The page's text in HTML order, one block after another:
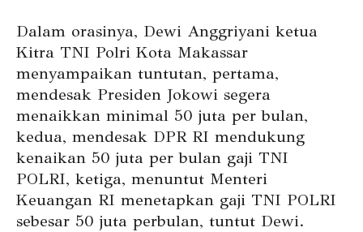
Dalam orasinya, Dewi Anggriyani ketua
Kitra TNI Polri Kota Makassar
menyampaikan tuntutan, pertama,
mendesak Presiden Jokowi segera
menaikkan minimal 50 juta per bulan,
kedua, mendesak DPR RI mendukung
kenaikan 50 juta per bulan gaji TNI
POLRI, ketiga, menuntut Menteri
Keuangan RI menetapkan gaji TNI POLRI
sebesar 50 juta perbulan, tuntut Dewi.